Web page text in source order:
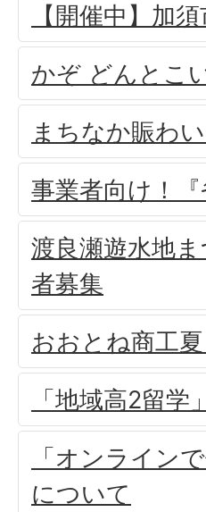
【開催中】加
かぞ どんとこ
まちなか賑わ
事業者向け！
渡良瀬遊水地
者募集
おおとね商工
「地域高2留
「オンライン
について